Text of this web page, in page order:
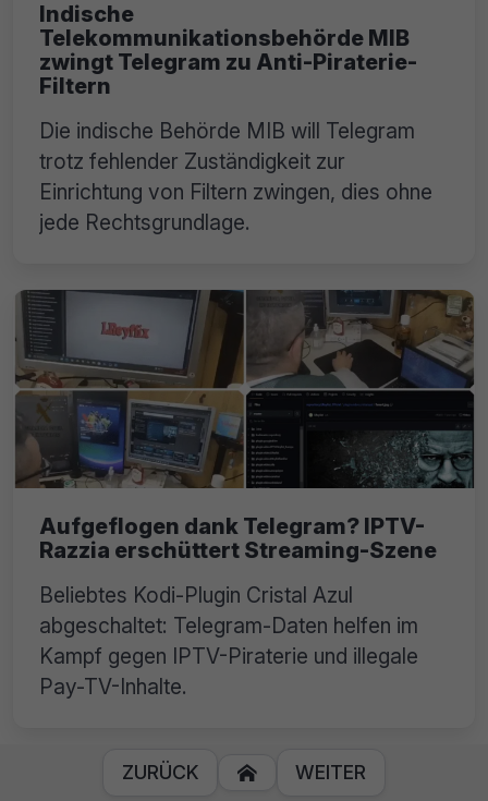
Indische
Telekommunikationsbehörde MIB
zwingt Telegram zu Anti-Piraterie-
Filtern
Die indische Behörde MIB will Telegram
trotz fehlender Zuständigkeit zur
Einrichtung von Filtern zwingen, dies ohne
jede Rechtsgrundlage.
Aufgeflogen dank Telegram? IPTV-
Razzia erschüttert Streaming-Szene
Beliebtes Kodi-Plugin Cristal Azul
abgeschaltet: Telegram-Daten helfen im
Kampf gegen IPTV-Piraterie und illegale
Pay-TV-Inhalte.
ZURÜCK  WEITER